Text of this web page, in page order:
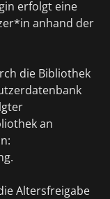
erfolgt eine
anhand der
die Bibliothek
an
Altersfreigabe